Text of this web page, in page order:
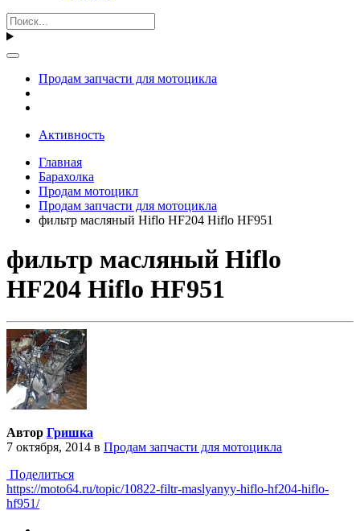
Продам запчасти для мотоцикла
Активность
Главная
Барахолка
Продам мотоцикл
Продам запчасти для мотоцикла
фильтр масляный Hiflo HF204 Hiflo HF951
фильтр масляный Hiflo
HF204 Hiflo HF951
Автор Гришка
7 октября, 2014 в Продам запчасти для мотоцикла
Поделиться
https://moto64.ru/topic/10822-filtr-maslyanyy-hiflo-hf204-hiflo-
hf951/